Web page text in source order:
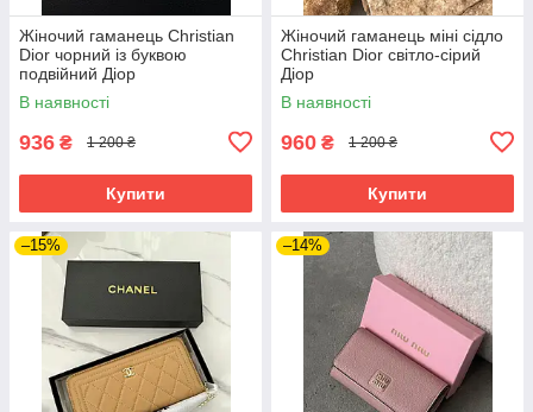
Жіночий гаманець Christian
Dior чорний із буквою
подвійний Діор
В наявності
936 ₴ 1 200 ₴
Купити
Жіночий гаманець міні сідло
Christian Dior світло-сірий
Діор
В наявності
960 ₴ 1 200 ₴
Купити
–15% –14%